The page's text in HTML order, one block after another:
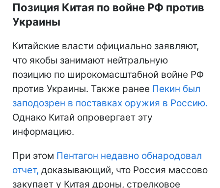
Позиция Китая по войне РФ против
Украины
Китайские власти официально заявляют,
что якобы занимают нейтральную
позицию по широкомасштабной войне РФ
против Украины. Также ранее Пекин был
заподозрен в поставках оружия в Россию.
Однако Китай опровергает эту
информацию.
При этом Пентагон недавно обнародовал
отчет, доказывающий, что Россия массово
закупает у Китая дроны, стрелковое